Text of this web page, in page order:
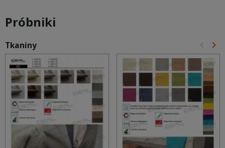
Próbniki
Tkaniny keyboard_arrow_left keyboard_arrow_right